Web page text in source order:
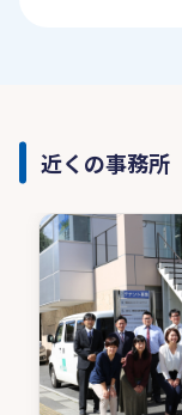
近くの事務所